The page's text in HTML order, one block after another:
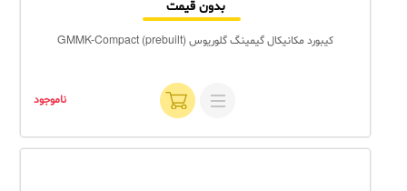
بدون قیمت
کیبورد مکانیکال گیمینگ گلوریوس GMMK-Compact (prebuilt)
ناموجود